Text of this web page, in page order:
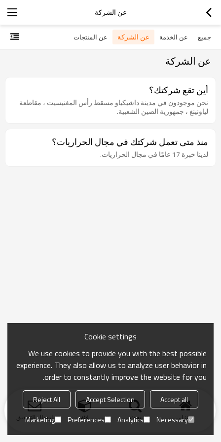
عن الشركة
جميع عن الخدمة عن الشركة عن المنتجات
عن الشركة
أين تقع شركتك؟
نحن موجودون في مدينة داشيكياو مسقط رأس المغنيسيت ، مقاطعة
لياونينغ ، جمهورية الصين الشعبية.
منذ متى تعمل شركتك في مجال الحراريات؟
لدينا خبرة 17 عامًا في مجال الحراريات.
منزل بحث فئة ارسال التحقيق
Cookie settings
We use cookies to provide you with the best possible
experience. They also allow us to analyze user behavior in
order to constantly improve the website for you.
Accept all
Accept Selection
Reject All
Necessary
Analytics
Preferences
Marketing